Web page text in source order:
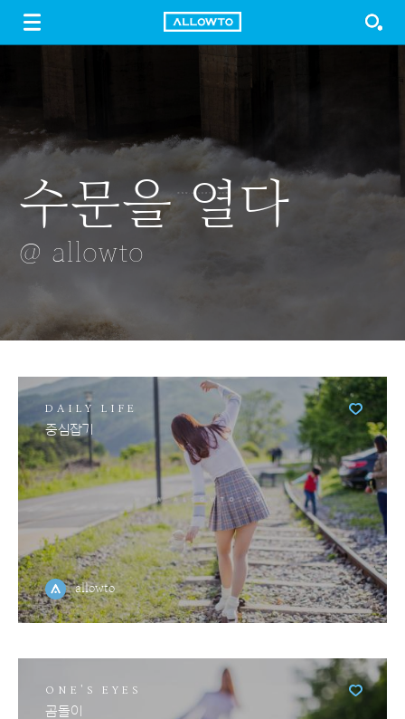
수문을 열다
@ allowto
구름
@ allowto
남산타워
@ allowto
일몰
@ allowto
핑크 안개
바구니
@ allowto
DAILY LIFE
중심잡기
allowto
ONE'S EYES
곰돌이